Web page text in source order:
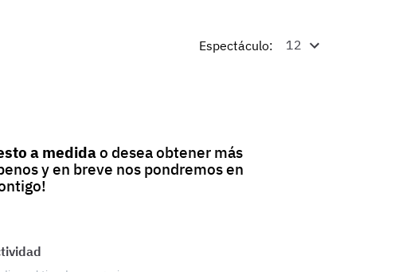
Espectáculo:
a medidao desea obtener más
y en breve nos pondremos en